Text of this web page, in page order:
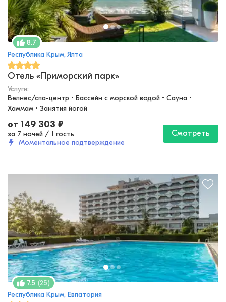
8.7
Республика Крым, Ялта
Отель «Приморский парк»
Услуги:
Велнес/спа-центр • Бассейн с морской водой • Сауна •
Хаммам • Занятия йогой
от 149 303 ₽
за 7 ночей / 1 гость
Моментальное подтверждение
Смотреть
7.5 (25)
Республика Крым, Евпатория